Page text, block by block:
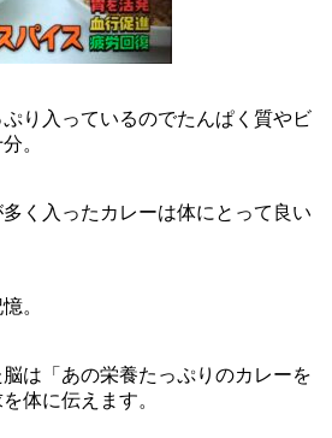
り入っているのでたんぱく質やビ
。
く入ったカレーは体にとって良い
。
は「あの栄養たっぷりのカレーを
体に伝えます。